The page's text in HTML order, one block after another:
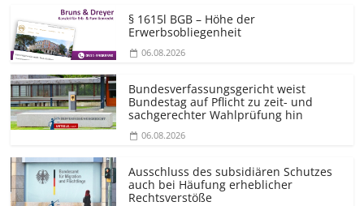
§ 1615l BGB – Höhe der
Erwerbsobliegenheit
06.08.2026
Bundesver­fassungsgericht weist
Bundestag auf Pflicht zu zeit- und
sachgerechter Wahlprüfung hin
06.08.2026
Ausschluss des subsidiären Schutzes
auch bei Häufung erheblicher
Rechtsverstöße